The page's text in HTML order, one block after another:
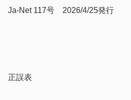
Ja-Net 117号 2026/4/25発行
正誤表